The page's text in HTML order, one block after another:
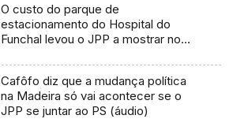
O custo do parque de
estacionamento do Hospital do
Funchal levou o JPP a mostrar no
redução de preços (Áudio)
Cafôfo diz que a mudança política
na Madeira só vai acontecer se o
JPP se juntar ao PS (áudio)